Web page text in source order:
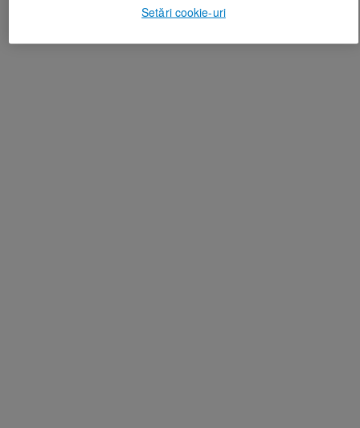
Setări cookie-uri